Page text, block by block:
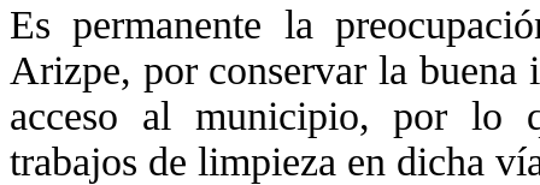
Es permanente la
Arizpe, por conservar la buena
acceso al municipio, por lo
trabajos de limpieza en dicha